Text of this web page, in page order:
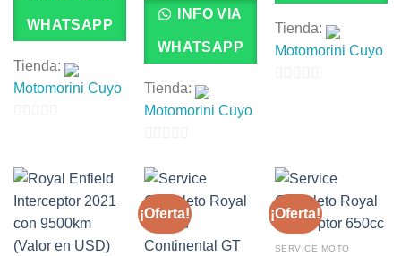
WHATSAPP
Tienda:
Motomorini Cuyo
5
INFO VIA
WHATSAPP
Tienda:
Motomorini Cuyo
de
5
Tienda:
Motomorini Cuyo
¡Oferta! ¡Oferta!
SERVICE MOTO